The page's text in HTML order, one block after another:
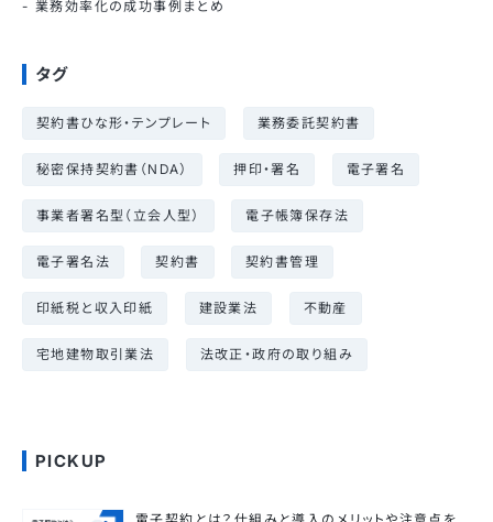
業務効率化の成功事例まとめ
タグ
契約書ひな形・テンプレート 業務委託契約書
秘密保持契約書（NDA） 押印・署名 電子署名
事業者署名型（立会人型） 電子帳簿保存法
電子署名法 契約書 契約書管理
印紙税と収入印紙 建設業法 不動産
宅地建物取引業法 法改正・政府の取り組み
PICKUP
電子契約とは？仕組みと導入のメリットや注意点を